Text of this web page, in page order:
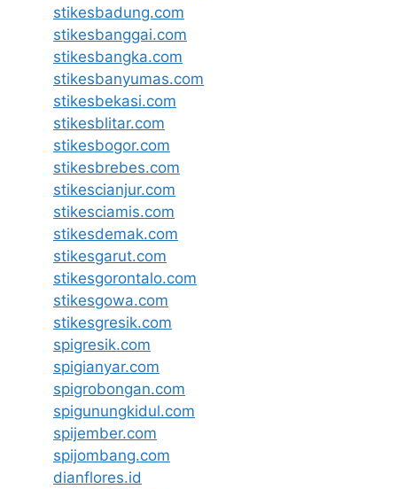
stikesbadung.com
stikesbanggai.com
stikesbangka.com
stikesbanyumas.com
stikesbekasi.com
stikesblitar.com
stikesbogor.com
stikesbrebes.com
stikescianjur.com
stikesciamis.com
stikesdemak.com
stikesgarut.com
stikesgorontalo.com
stikesgowa.com
stikesgresik.com
spigresik.com
spigianyar.com
spigrobongan.com
spigunungkidul.com
spijember.com
spijombang.com
dianflores.id